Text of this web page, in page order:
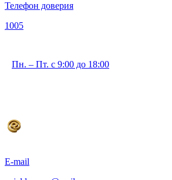
Телефон доверия
1005
Пн. – Пт. с 9:00 до 18:00
E-mail